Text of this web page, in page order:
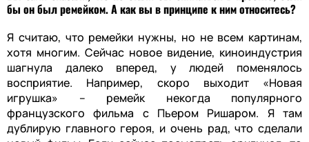
бы он был ремейком. А как вы в принципе к ним относитесь?
Я считаю, что ремейки нужны, но не всем картинам,
хотя многим. Сейчас новое видение, киноиндустрия
шагнула далеко вперед, у людей поменялось
восприятие. Например, скоро выходит «Новая
игрушка» – ремейк некогда популярного
французского фильма с Пьером Ришаром. Я там
дублирую главного героя, и очень рад, что сделали